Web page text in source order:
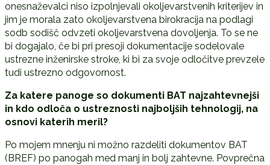
onesnaževalci niso izpolnjevali okoljevarstvenih kriterijev in
jim je morala zato okoljevarstvena birokracija na podlagi
sodb sodišč odvzeti okoljevarstvena dovoljenja. To se ne
bi dogajalo, če bi pri presoji dokumentacije sodelovale
ustrezne inženirske stroke, ki bi za svoje odločitve prevzele
tudi ustrezno odgovornost.
Za katere panoge so dokumenti BAT najzahtevnejši
in kdo odloča o ustreznosti najboljših tehnologij, na
osnovi katerih meril?
Po mojem mnenju ni možno razdeliti dokumentov BAT
(BREF) po panogah med manj in bolj zahtevne. Povprečna